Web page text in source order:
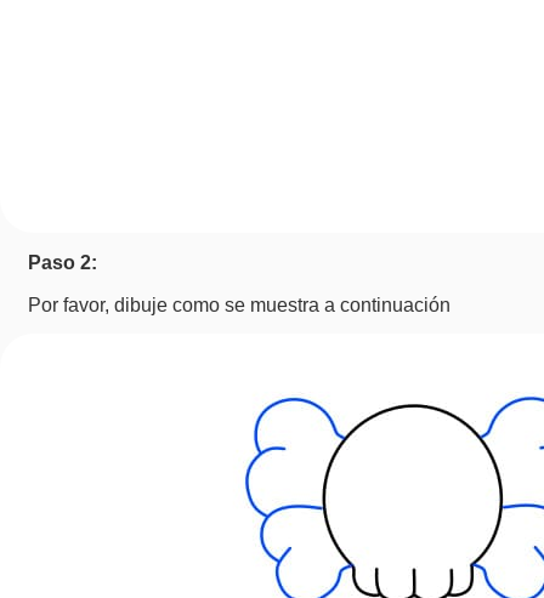
Paso 2:
Por favor, dibuje como se muestra a continuación